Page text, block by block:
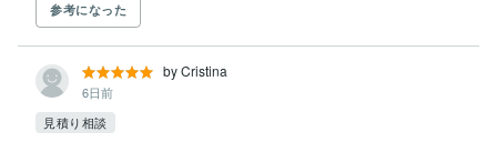
参考になった
by Cristina
6日前
見積り相談